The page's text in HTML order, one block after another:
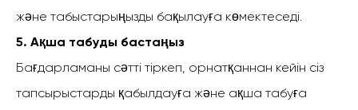
және табыстарыңызды бақылауға көмектеседі.
5. Ақша табуды бастаңыз
Бағдарламаны сәтті тіркеп, орнатқаннан кейін сіз
тапсырыстарды қабылдауға және ақша табуға